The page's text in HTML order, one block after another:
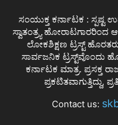
ಸಂಯುಕ್ತ ಕರ್ನಾಟಕ :
ಸ್ವಾತಂತ್ರ್ಯ ಹೋರಾಟಗಾರರಿಂದ
ಲೋಕಶಿಕ್ಷಣ ಟ್ರಸ್ಟ್
ಸಾರ್ವಜನಿಕ ಟ್ರಸ್ಟ್‌ವೊಂದು
ಕರ್ನಾಟಕ ಮಾತ್ರ. ಪ್ರಸಕ್ತ
ಪ್ರಕಟಿತವಾಗುತ್ತಿದ್ದು,
Contact us: